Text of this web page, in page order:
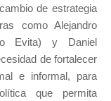
de estrategia
como Alejandro
Evita) y Daniel
de fortalecer
e informal, para
que permita